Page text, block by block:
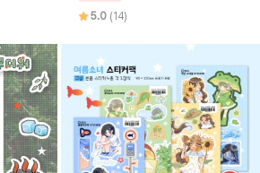
5.0 (14)